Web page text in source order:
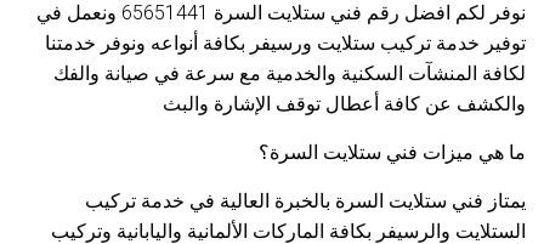
نوفر لكم افضل رقم فني ستلايت السرة 65651441 ونعمل في
توفير خدمة تركيب ستلايت ورسيفر بكافة أنواعه ونوفر خدمتنا
لكافة المنشآت السكنية والخدمية مع سرعة في صيانة والفك
والكشف عن كافة أعطال توقف الإشارة والبث
ما هي ميزات فني ستلايت السرة؟
يمتاز فني ستلايت السرة بالخبرة العالية في خدمة تركيب
الستلايت والرسيفر بكافة الماركات الألمانية واليابانية وتركيب